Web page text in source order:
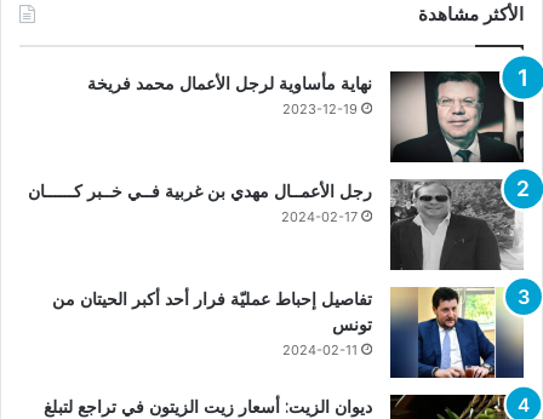
الأكثر مشاهدة
نهاية مأساوية لرجل الأعمال محمد فريخة
2023-12-19
رجل الأعمــال مهدي بن غربية فــي خــبر كــــــان
2024-02-17
تفاصيل إحباط عمليّة فرار أحد أكبر الحيتان من
تونس
2024-02-11
ديوان الزيت: أسعار زيت الزيتون في تراجع لتبلغ